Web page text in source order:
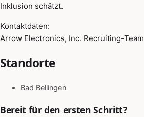
Inklusion schätzt.
Kontaktdaten:
Arrow Electronics, Inc. Recruiting-Team
Standorte
Bad Bellingen
Bereit für den ersten Schritt?